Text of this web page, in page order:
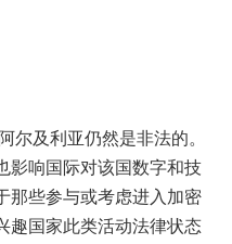
及利亚仍然是非法的。
影响国际对该国数字和技
那些参与或考虑进入加密
趣国家此类活动法律状态